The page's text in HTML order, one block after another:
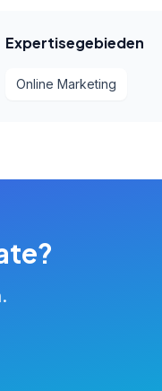
Expertisegebieden
Online Marketing